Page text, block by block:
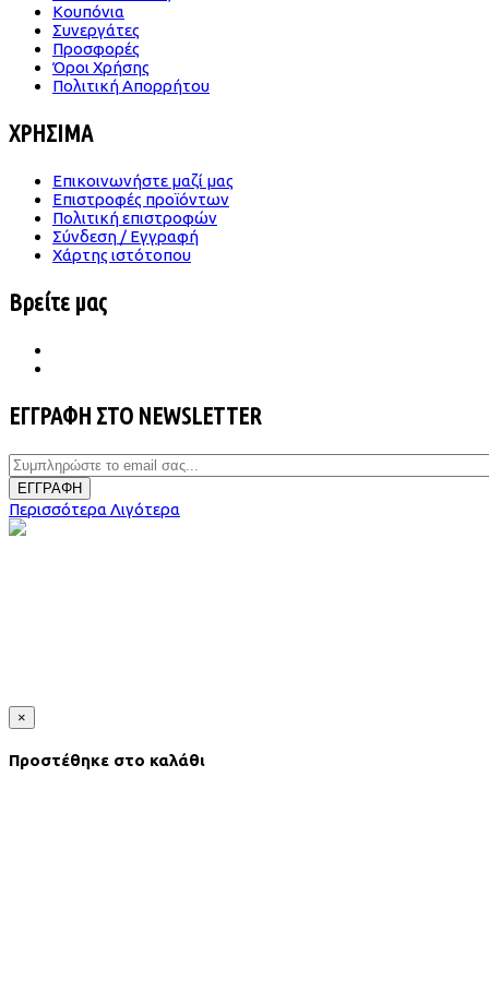
Κουπόνια
Συνεργάτες
Προσφορές
Όροι Χρήσης
Πολιτική Απορρήτου
ΧΡΗΣΙΜΑ
Επικοινωνήστε μαζί μας
Επιστροφές προϊόντων
Πολιτική επιστροφών
Σύνδεση / Εγγραφή
Χάρτης ιστότοπου
Βρείτε μας
ΕΓΓΡΑΦΗ ΣΤΟ NEWSLETTER
ΕΓΓΡΑΦΗ
Περισσότερα Λιγότερα
×
Προστέθηκε στο καλάθι